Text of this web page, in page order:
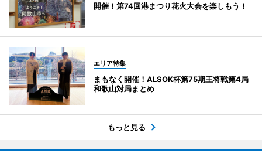
開催！第74回港まつり花火大会を楽しもう！
エリア特集
まもなく開催！ALSOK杯第75期王将戦第4局
和歌山対局まとめ
もっと見る